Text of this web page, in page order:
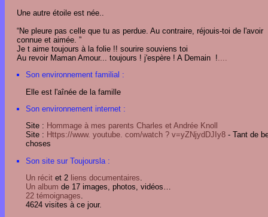
Une autre étoile est née..
“Ne pleure pas celle que tu as perdue. Au contraire, réjouis-toi de l'avoir
connue et aimée. ”
Je t aime toujours à la folie !! sourire souviens toi
Au revoir Maman Amour... toujours ! j'espère ! A Demain !....
Son environnement familial :
Elle est l'aînée de la famille
Son environnement internet :
Site : Hommage à mes parents Charles et Andrée Knoll
Site : Https://www. youtube. com/watch ? v=yZNjydDJIy8 - Tant de
choses
Son site sur Toujoursla :
Un récit et 2 liens documentaires
Un album de 17 images, photos, vidéos…
22 témoignages
4624 visites à ce jour.